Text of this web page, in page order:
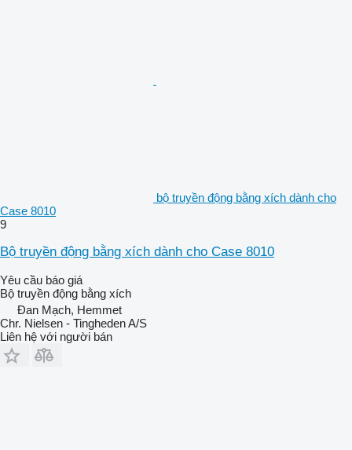
bộ truyền động bằng xích dành cho
Case 8010
9
Bộ truyền động bằng xích dành cho Case 8010
Yêu cầu báo giá
Bộ truyền động bằng xích
Đan Mạch, Hemmet
Chr. Nielsen - Tingheden A/S
Liên hệ với người bán